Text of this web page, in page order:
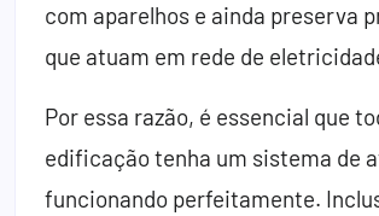
com aparelhos e ainda preserva
que atuam em rede de
Por essa razão, é essencial que
edificação tenha um sistema de
funcionando perfeitamente.